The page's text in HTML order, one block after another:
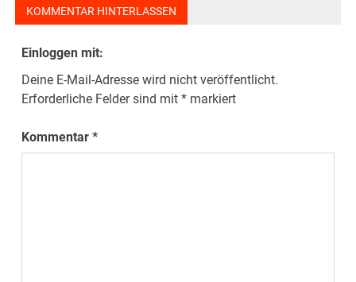
KOMMENTAR HINTERLASSEN
Einloggen mit:
Deine E-Mail-Adresse wird nicht veröffentlicht.
Erforderliche Felder sind mit* markiert
Kommentar*